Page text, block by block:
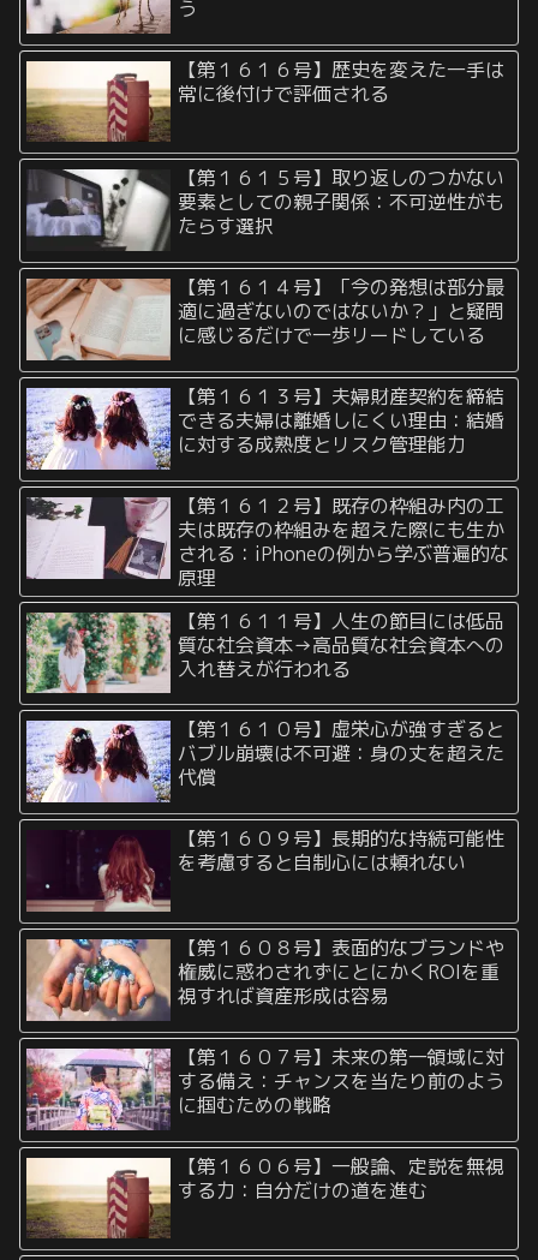
う
【第１６１６号】歴史を変えた一手は
常に後付けで評価される
【第１６１５号】取り返しのつかない
要素としての親子関係：不可逆性がも
たらす選択
【第１６１４号】「今の発想は部分最
適に過ぎないのではないか？」と疑問
に感じるだけで一歩リードしている
【第１６１３号】夫婦財産契約を締結
できる夫婦は離婚しにくい理由：結婚
に対する成熟度とリスク管理能力
【第１６１２号】既存の枠組み内の工
夫は既存の枠組みを超えた際にも生か
される：iPhoneの例から学ぶ普遍的な
原理
【第１６１１号】人生の節目には低品
質な社会資本→高品質な社会資本への
入れ替えが行われる
【第１６１０号】虚栄心が強すぎると
バブル崩壊は不可避：身の丈を超えた
代償
【第１６０９号】長期的な持続可能性
を考慮すると自制心には頼れない
【第１６０８号】表面的なブランドや
権威に惑わされずにとにかくROIを重
視すれば資産形成は容易
【第１６０７号】未来の第一領域に対
する備え：チャンスを当たり前のよう
に掴むための戦略
【第１６０６号】一般論、定説を無視
する力：自分だけの道を進む